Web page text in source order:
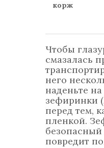
корж
Чтобы
смазалась
него
наденьте
зефиринки
перед тем,
пленкой.
безопасный
повредит